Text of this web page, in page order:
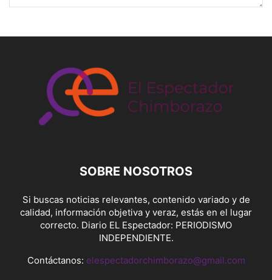
SOBRE NOSOTROS
Si buscas noticias relevantes, contenido variado y de
calidad, información objetiva y veraz, estás en el lugar
correcto. Diario EL Espectador: PERIODISMO
INDEPENDIENTE.
Contáctanos: elespectadorchimborazo@gmail.com